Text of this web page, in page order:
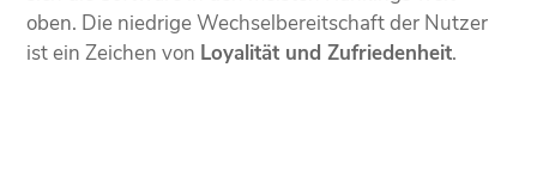
oben. Die niedrige Wechselbereitschaft der Nutzer
ist ein Zeichen von Loyalität und Zufriedenheit.